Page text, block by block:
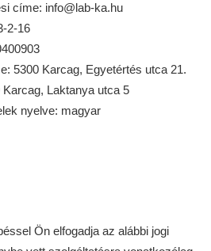
címe: info@lab-ka.hu
2-16
5300 Karcag, Egyetértés utca 21.
Laktanya utca 5
nyelve: magyar
Ön elfogadja az alábbi jogi